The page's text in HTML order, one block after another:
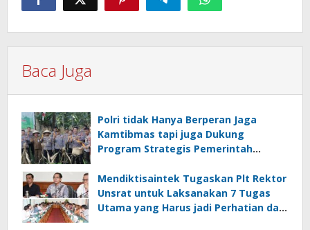
Baca Juga
Polri tidak Hanya Berperan Jaga
Kamtibmas tapi juga Dukung
Program Strategis Pemerintah
Pangan
Mendiktisaintek Tugaskan Plt Rektor
Unsrat untuk Laksanakan 7 Tugas
Utama yang Harus jadi Perhatian dan